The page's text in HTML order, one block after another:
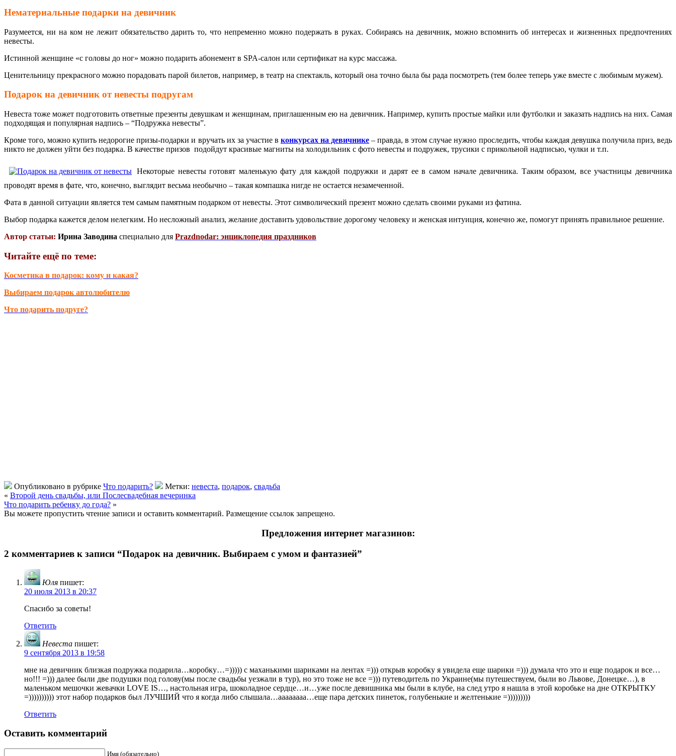
Нематериальные подарки на девичник
Разумеется, ни на ком не лежит обязательство дарить то, что непременно можно подержать в руках. Собираясь на девичник, можно вспомнить об интересах и жизненных предпочтениях
невесты.
Истинной женщине «с головы до ног» можно подарить абонемент в SPA-салон или сертификат на курс массажа.
Ценительницу прекрасного можно порадовать парой билетов, например, в театр на спектакль, который она точно была бы рада посмотреть (тем более теперь уже вместе с любимым мужем).
Подарок на девичник от невесты подругам
Невеста тоже может подготовить ответные презенты девушкам и женщинам, приглашенным ею на девичник. Например, купить простые майки или футболки и заказать надпись на них. Самая
подходящая и популярная надпись – “Подружка невесты”.
Кроме того, можно купить недорогие призы-подарки и вручать их за участие в конкурсах на девичнике – правда, в этом случае нужно проследить, чтобы каждая девушка получила приз, ведь
никто не должен уйти без подарка. В качестве призов подойдут красивые магниты на холодильник с фото невесты и подружек, трусики с прикольной надписью, чулки и т.п.
Некоторые невесты готовят маленькую фату для каждой подружки и дарят ее в самом начале девичника. Таким образом, все участницы девичника
проводят время в фате, что, конечно, выглядит весьма необычно – такая компашка нигде не остается незамеченной.
Фата в данной ситуации является тем самым памятным подарком от невесты. Этот символический презент можно сделать своими руками из фатина.
Выбор подарка кажется делом нелегким. Но несложный анализ, желание доставить удовольствие дорогому человеку и женская интуиция, конечно же, помогут принять правильное решение.
Автор статьи: Ирина Заводина специально для Prazdnodar: энциклопедия праздников
Читайте ещё по теме:
Косметика в подарок: кому и какая?
Выбираем подарок автолюбителю
Что подарить подруге?
Опубликовано в рубрике Что подарить? Метки: невеста, подарок, свадьба
« Второй день свадьбы, или Послесвадебная вечеринка
Что подарить ребенку до года? »
Вы можете пропустить чтение записи и оставить комментарий. Размещение ссылок запрещено.
Предложения интернет магазинов:
2 комментариев к записи “Подарок на девичник. Выбираем с умом и фантазией”
Юля пишет:
20 июля 2013 в 20:37
Спасибо за советы!
Ответить
Невеста пишет:
9 сентября 2013 в 19:58
мне на девичник близкая подружка подарила…коробку…=))))) с маханькими шариками на лентах =))) открыв коробку я увидела еще шарики =))) думала что это и еще подарок и все…
но!!! =))) далее были две подушки под голову(мы после свадьбы уезжали в тур), но это тоже не все =))) путеводитель по Украине(мы путешествуем, были во Львове, Донецке…), в
маленьком мешочки жевачки LOVE IS…, настольная игра, шоколадное сердце…и…уже после девишника мы были в клубе, на след утро я нашла в этой коробьке на дне ОТКРЫТКУ
=)))))))))) этот набор подарков был ЛУЧШИЙ что я когда либо слышала…аааааааа…еще пара детских пинеток, голубенькие и желтенькие =)))))))))
Ответить
Оставить комментарий
Имя (обязательно)